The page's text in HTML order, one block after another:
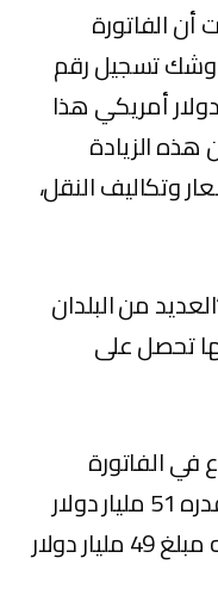
أن الفاتورة
وشك تسجيل رقم
1,8 تريليون دولار أمريكي هذا
هذه الزيادة
وتكاليف النقل،
من البلدان
تحصل على
الفاتورة
العالمية للواردات الغذائية بما قدره 51 مليار دولار
أمريكي مقارنة بعام 2021، منه مبلغ 49 مليار دولار